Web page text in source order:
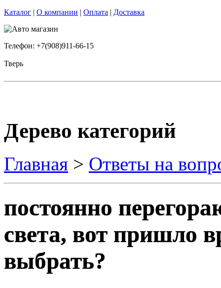
Каталог | О компании | Оплата | Доставка
Телефон: +7(908)911-66-15
Тверь
Дерево категорий
Главная > Ответы на
постоянно
света, вот пришло
выбрать?